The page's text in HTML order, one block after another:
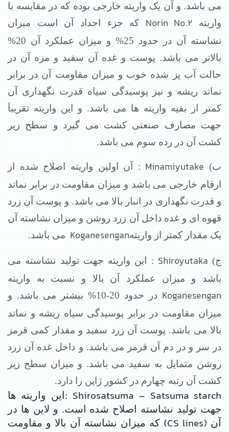
می باشد. و آن یک واریته خارجی بوده که در مقایسه با
واریته
Norin No.2که جزء اجداد آن است میزان
نشاسته آن در حدود 25% و میزان عملکرد آن 20%
بالاتر می باشد. پوست و غده آن سفید و مزه آن در
حالت آب پز شده خوب و میزان مقاومت آن در برابر
نماتد ریشه و نیز پوسیدگی سیاه قدرت نگهداری آن
کمتر از بقیه واریته ها می باشد. و این واریته تقریباَ
جهت مصارف صنعتی کشت می گیرد و سطح زیر
کشت آن در رده سوم می باشد.
ب)Minamiyutake
: آن اولین واریته اصلاح شده از
ارقام خارجی می باشد و میزان مقاومت در برابر نماتد
و قدرت نگهداری در انبار بالا می باشد. و پوست آن زرد
قهوه ای و غده داخل آن زرد روشن و میزان نشاسته آن
یک مقدار کمتر از واریتهKoganesenganمی باشد.
ج)Shiroyutaka : این واریته جهت تولید نشاسته می
باشد و میزان عملکرد آن بالا و نسبت به واریته
Koganesengan
در حدود 20-10% بیشتر می باشد. و
میزان مقاومت در برابر پوسیدگی سیاه ریشه و نماتد
بالا می باشد. پوست آن زرد سفید و مقدار کمی قرمز
در سر و در دم آن قرمز می باشد. و داخل غده آن زرد
روشن متمایل به سفید می باشد. و میزان سطح زیر
کشت آن رتبه چهارم در کشور ژاپن را دارد.
Shirosatsuma – Satsuma starch:این واریته ها
جهت تولید نشاسته اصلاح شده است. و لاین ها در
آن(CS lines)که میزان نشاسته آن بالا و مقاومت